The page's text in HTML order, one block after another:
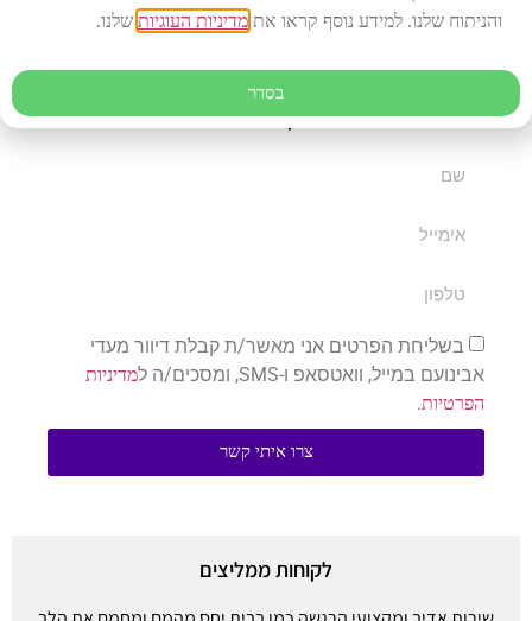
לשמירה על בריאות הפה, החניכיים והאסתטיקה הדנטלית.
לפרטים נוספים וקביעת פגישת התייעצות:
בשליחת הפרטים אני מאשר/ת קבלת דיוור מעדי
אבינועם במייל, וואטסאפ ו-SMS, ומסכים/ה ל
מדיניות
הפרטיות.
צרו איתי קשר
לקוחות ממליצים
והניתוח שלנו. למידע נוסף קראו את מדיניות העוגיות שלנו.
בסדר